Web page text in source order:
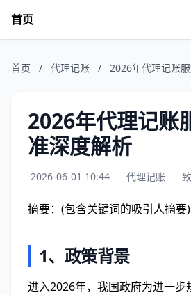
首页
首页 / 代理记账 / 2026年代理记账
2026年代理记账
准深度解析
2026-06-01 10:44 代理记账
摘要：(包含关键词的吸引人摘要)
1、政策背景
进入2026年，我国政府为进一步